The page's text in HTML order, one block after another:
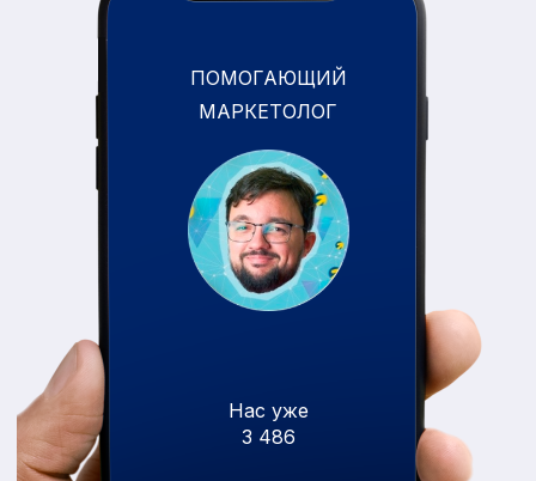
Нас уже
3 486
ПОМОГАЮЩИЙ
МАРКЕТОЛОГ